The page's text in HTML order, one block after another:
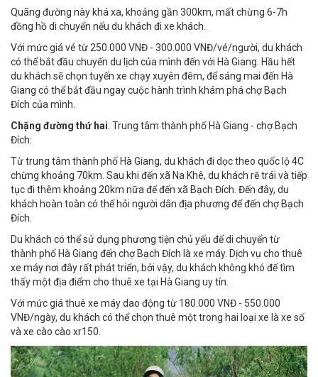
Quãng đường này khá xa, khoảng gần 300km, mất chừng 6-7h
đồng hồ di chuyển nếu du khách đi xe khách.
Với mức giá vé từ 250.000 VNĐ - 300.000 VNĐ/vé/người, du khách
có thể bắt đầu chuyến du lịch của mình đến với Hà Giang. Hầu hết
du khách sẽ chọn tuyến xe chạy xuyên đêm, để sáng mai đến Hà
Giang có thể bắt đầu ngay cuộc hành trình khám phá chợ Bạch
Đích của mình.
Chặng đường thứ hai: Trung tâm thành phố Hà Giang - chợ Bạch
Đích:
Từ trung tâm thành phố Hà Giang, du khách đi dọc theo quốc lộ 4C
chừng khoảng 70km. Sau khi đến xã Na Khê, du khách rẽ trái và tiếp
tục đi thêm khoảng 20km nữa để đến xã Bạch Đích. Đến đây, du
khách hoàn toàn có thể hỏi người dân địa phương để đến chợ Bạch
Đích.
Du khách có thể sử dụng phương tiện chủ yếu để di chuyển từ
thành phố Hà Giang đến chợ Bạch Đích là xe máy. Dịch vụ cho thuê
xe máy nơi đây rất phát triển, bởi vậy, du khách không khó để tìm
thấy mộtđịa điểm cho thuê xe tại Hà Giang uy tín
Với mức giá thuê xe máy dao động từ 180.000 VNĐ - 550.000
VNĐ/ngày, du khách có thể chọn thuê một trong hai loại xe là xe số
và xe cào cào xr150.